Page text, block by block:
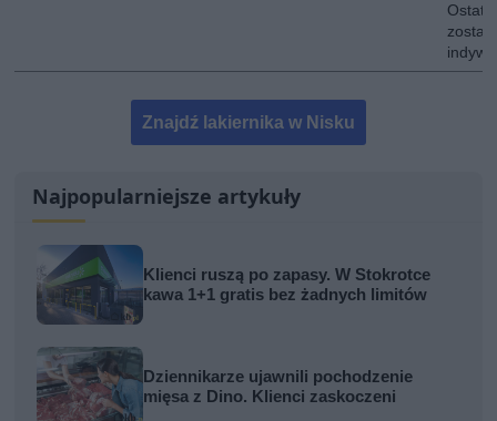
Znajdź lakiernika w Nisku
Najpopularniejsze artykuły
Klienci ruszą po zapasy. W Stokrotce
kawa 1+1 gratis bez żadnych limitów
Dziennikarze ujawnili pochodzenie
mięsa z Dino. Klienci zaskoczeni